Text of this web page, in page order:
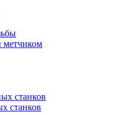
метчиком
станков
станков